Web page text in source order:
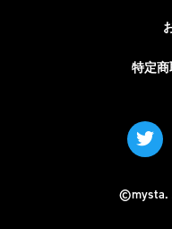
特定
©mysta.